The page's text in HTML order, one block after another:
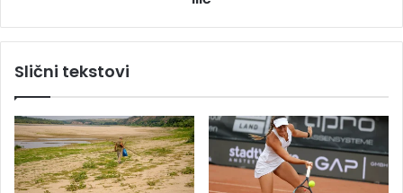
K
v
u
o
p
r
b
e
n
u
s
Slični tekstovi